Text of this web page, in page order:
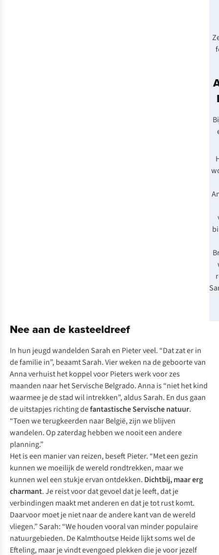
Nee aan de kasteeldreef
In hun jeugd wandelden Sarah en Pieter veel. “Dat zat er in
de familie in”, beaamt Sarah. Vier weken na de geboorte van
Anna verhuist het koppel voor Pieters werk voor zes
maanden naar het Servische Belgrado. Anna is “niet het kind
waarmee je de stad wil intrekken”, aldus Sarah. En dus gaan
de uitstapjes richting defantastische Servische natuur.
“Toen we terugkeerden naar België, zijn we blijven
wandelen. Op zaterdag hebben we nooit een andere
planning.”
Het is een manier van reizen, beseft Pieter. “Met een gezin
kunnen we moeilijk de wereld rondtrekken, maar we
kunnen wel een stukje ervan ontdekken. Dichtbij, maar erg
charmant. Je reist voor dat gevoel dat je leeft, dat je
verbindingen maakt met anderen en dat je tot rust komt.
Daarvoor moet je niet naar de andere kant van de wereld
vliegen.” Sarah: “We houden vooral van minder populaire
natuurgebieden. De Kalmthoutse Heide lijkt soms wel de
Efteling, maar je vindt evengoed plekken die je voor jezelf